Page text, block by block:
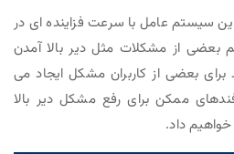
این سیستم عامل با سرعت فزاینده ای در
بعضی از مشکلات مثل دیر بالا آمدن
بعضی از کاربران مشکل ایجاد می
ممکن برای رفع مشکل دیر بالا
داد.